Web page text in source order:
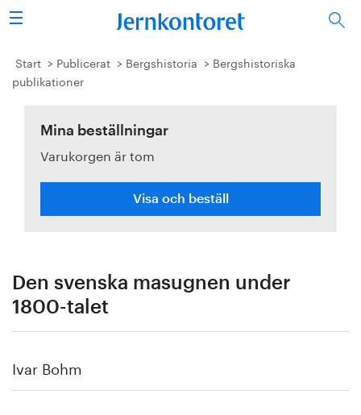
Sök
Stålindustrin
Forskning/utbildning
Energi/miljö
Vi tycker
Bildbank
Start Publicerat Bergshistoria
Bergshistoriska
publikationer
Mina beställningar
Varukorgen är tom
Visa och beställ
Den svenska masugnen under
1800-talet
Ivar Bohm